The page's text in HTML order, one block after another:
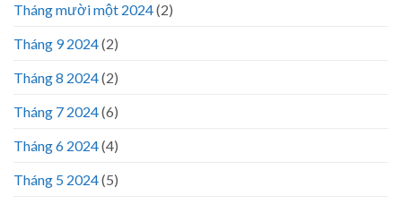
Tháng mười một 2024(2)
Tháng 9 2024(2)
Tháng 8 2024(2)
Tháng 7 2024(6)
Tháng 6 2024(4)
Tháng 5 2024(5)